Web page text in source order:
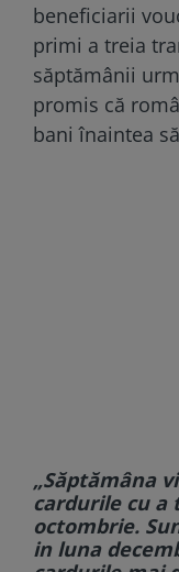
beneficiarii
primi a treia
săptămânii
promis că
bani înaintea
„Săptămâna
cardurile cu
octombrie.
in luna